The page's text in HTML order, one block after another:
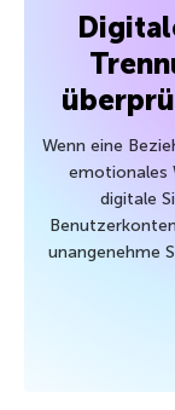
Wenn eine
emotionales
digitale
unangenehme